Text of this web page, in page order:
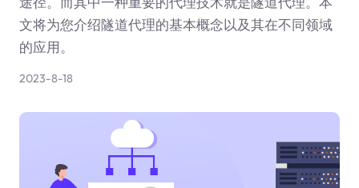
文将为您介绍隧道代理的基本概念以及其在不同领域
的应用。
2023-8-18